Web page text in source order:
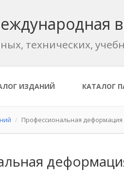
технических,
ИЗДАНИЙ КАТАЛОГ
Профессиональная деформация